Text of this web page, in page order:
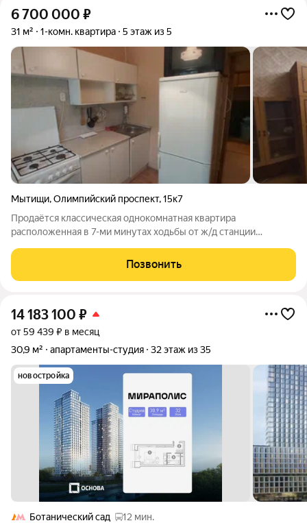
6 700 000 ₽
31 м² 1-комн. квартира 5 этаж из 5
Мытищи,Олимпийский проспект,15к7
Продаётся классическая однокомнатная квартира
расположенная в 7-ми минутах ходьбы от ж/д станции
ом этаже кирпичного дома. Общая площадь 30.4кв.м,
просторная комната 18.4 кв.м, кухня 6кв.м.
Позвонить
14 183 100 ₽
от 59 439 ₽ в месяц
30,9 м²
апартаменты-студия 32 этаж из 35
новостройка
Ботанический сад
12 мин.